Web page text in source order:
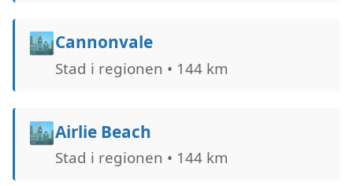
🏙️Cannonvale
Stad i regionen • 144 km
🏙️Airlie Beach
Stad i regionen • 144 km